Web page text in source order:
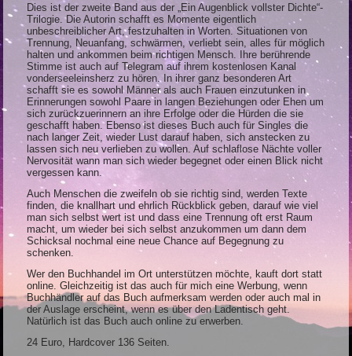
Dies ist der zweite Band aus der „Ein Augenblick vollster Dichte“-
Trilogie. Die Autorin schafft es Momente eigentlich
unbeschreiblicher Art, festzuhalten in Worten. Situationen von
Trennung, Neuanfang, schwärmen, verliebt sein, alles für möglich
halten und ankommen beim richtigen Mensch. Ihre berührende
Stimme ist auch auf Telegram auf ihrem kostenlosen Kanal
vonderseeleinsherz zu hören. In ihrer ganz besonderen Art
schafft sie es sowohl Männer als auch Frauen einzutunken in
Erinnerungen sowohl Paare in langen Beziehungen oder Ehen um
sich zurückzuerinnern an ihre Erfolge oder die Hürden die sie
geschafft haben. Ebenso ist dieses Buch auch für Singles die
nach langer Zeit, wieder Lust darauf haben, sich anstecken zu
lassen sich neu verlieben zu wollen. Auf schlaflose Nächte voller
Nervosität wann man sich wieder begegnet oder einen Blick nicht
vergessen kann.
Auch Menschen die zweifeln ob sie richtig sind, werden Texte
finden, die knallhart und ehrlich Rückblick geben, darauf wie viel
man sich selbst wert ist und dass eine Trennung oft erst Raum
macht, um wieder bei sich selbst anzukommen um dann dem
Schicksal nochmal eine neue Chance auf Begegnung zu
schenken.
Wer den Buchhandel im Ort unterstützen möchte, kauft dort statt
online. Gleichzeitig ist das auch für mich eine Werbung, wenn
Buchhändler auf das Buch aufmerksam werden oder auch mal in
der Auslage erscheint, wenn es über den Ladentisch geht.
Natürlich ist das Buch auch online zu erwerben.
24 Euro, Hardcover 136 Seiten.